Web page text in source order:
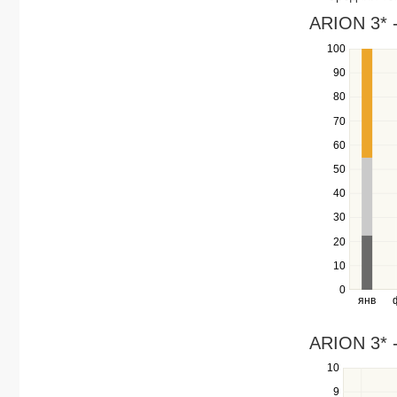
in
a
series.
ARION 3*
янв
0
10
20
30
40
50
60
70
80
90
100
Use
the
and
down
to
navigate
series.
Use
the
and
right
navigate
through
items
in
ARION 3*
9
10
Use
the